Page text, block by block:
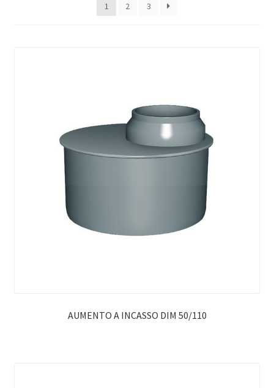
1 2 3
AUMENTO A INCASSO DIM 50/110